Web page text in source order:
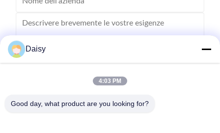
Inviare
Daisy
4:03 PM
Good day, what product are you looking for?